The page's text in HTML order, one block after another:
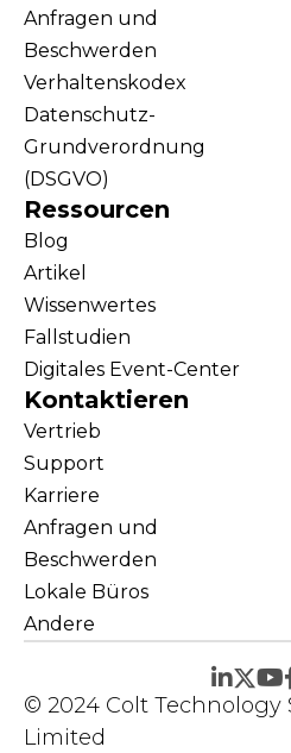
Anfragen und
Beschwerden
Verhaltenskodex
Datenschutz-
Grundverordnung
(DSGVO)
Ressourcen
Blog
Artikel
Wissenwertes
Fallstudien
Digitales Event-Center
Kontaktieren
Vertrieb
Support
Karriere
Anfragen und
Beschwerden
Lokale Büros
Andere
© 2024 Colt Technology
Limited